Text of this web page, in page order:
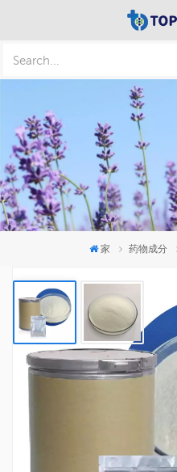
家 药物成分
EP11级伊维菌素粉
伊维菌素是一种用于治疗动物肠道寄
274-536-0